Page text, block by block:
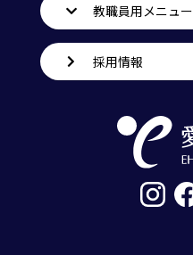
教職員用メニュー
採用情報